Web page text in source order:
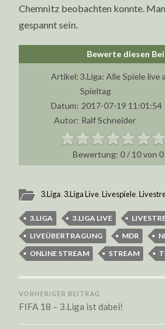
Chemnitz beobachten konnte.
gespannt sein.
Artikel:3.Liga: Alle Spiele live
Spieltag
Datum: 2017-07-19 11:01:54
Autor: Ralf Schneider
0/ 10von 0
3.Liga, 3.Liga Live,Livespiele,
3.LIGA 3.LIGA LIVE
LIVEÜBERTRAGUNG
MDR
ONLINE STREAM
STREAM
VORHERIGER BEITRAG
FIFA 18 – 3.Liga ist dabei!